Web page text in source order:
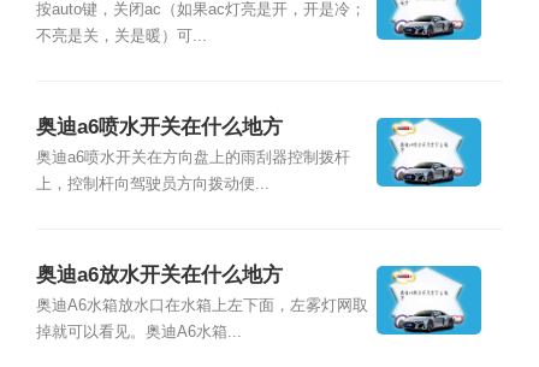
按auto键，关闭ac（如果ac灯亮是开，开是冷；
不亮是关，关是暖）可...
奥迪a6喷水开关在什么地方
奥迪a6喷水开关在方向盘上的雨刮器控制拨杆
上，控制杆向驾驶员方向拨动便...
奥迪a6放水开关在什么地方
奥迪A6水箱放水口在水箱上左下面，左雾灯网取
掉就可以看见。奥迪A6水箱...